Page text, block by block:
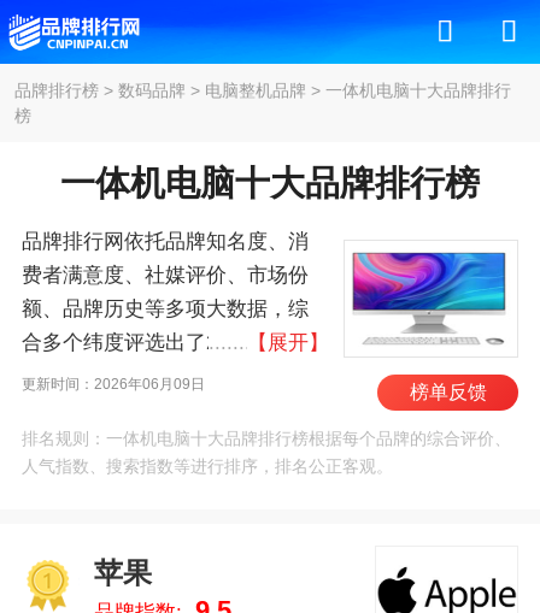
品牌排行榜> 数码品牌 > 电脑整机品牌 > 一体机电脑十大品牌排行
榜
一体机电脑十大品牌排行榜
品牌排行网依托品牌知名度、消
费者满意度、社媒评价、市场份
额、品牌历史等多项大数据，综
合多个纬度评选出了2026年一体
机电脑十大品牌排行榜，其中前
普/HP、戴尔、华硕/ASUS、华
为/HUAWEI、微星/msi、联
的数据告诉您一体机电脑什么牌
【展开】
更新时间：2026年06月09日 榜单反馈
排名规则：一体机电脑十大品牌排行榜根据每个品牌的综合评价、
人气指数、搜索指数等进行排序，排名公正客观。
1
苹果